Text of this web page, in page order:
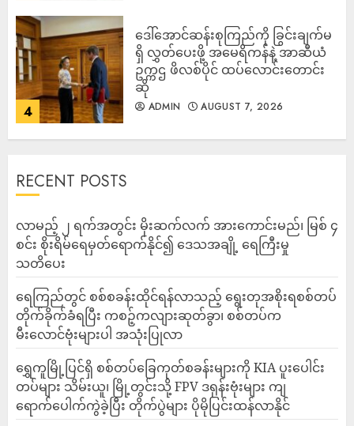
4
ဒေါ်အောင်ဆန်းစုကြည်ကို ခြွင်းချက်မ
ရှိ လွှတ်ပေးဖို့ အမေရိကန်နဲ့ အာဆီယံ
ဥက္ကဌ ဖိလစ်ပိုင် ထပ်လောင်းတောင်း
ဆို
ADMIN AUGUST 7, 2026
RECENT POSTS
လာမည့် ၂ ရက်အတွင်း မိုးဆက်လက် အားကောင်းမည်၊ မြစ် ၄
စင်း စိုးရိမ်ရေမှတ်ရောက်နိုင်၍ ဒေသအချို့ ရေကြီးမှု
သတိပေး
ရေကြည်တွင် စစ်စခန်းထိုင်ရန်လာသည့် ရွေးတုအစိုးရစစ်တပ်
တိုက်ခိုက်ခံရပြီး ကစဉ့်ကလျားဆုတ်ခွာ၊ စစ်တပ်က
မီးလောင်ဗုံးများပါ အသုံးပြုလာ
‎ရွှေကူမြို့ပြင်ရှိ စစ်တပ်ခြေကုတ်စခန်းများကို KIA ပူးပေါင်း
တပ်များ သိမ်းယူ၊ မြို့တွင်းသို့ FPV ဒရုန်းဗုံးများ ကျ
ရောက်ပေါက်ကွဲခဲ့ပြီး တိုက်ပွဲများ ပိုမိုပြင်းထန်လာနိုင်